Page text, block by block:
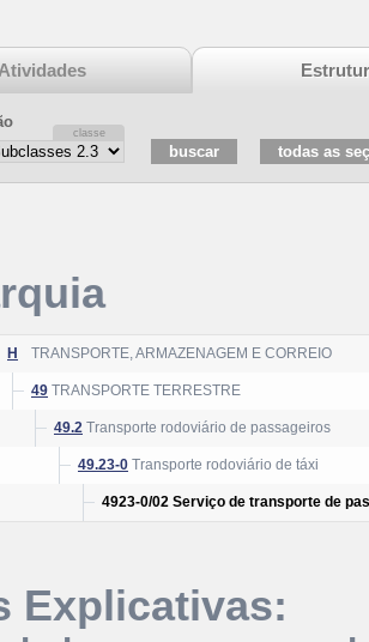
Atividades
H TRANSPORTE, ARMAZENAGEM E CORREIO
49 TRANSPORTE TERRESTRE
49.2 Transporte rodoviário de passageiros
49.23-0 Transporte rodoviário de táxi
4923-0/02 Serviço de transporte de
Explicativas: